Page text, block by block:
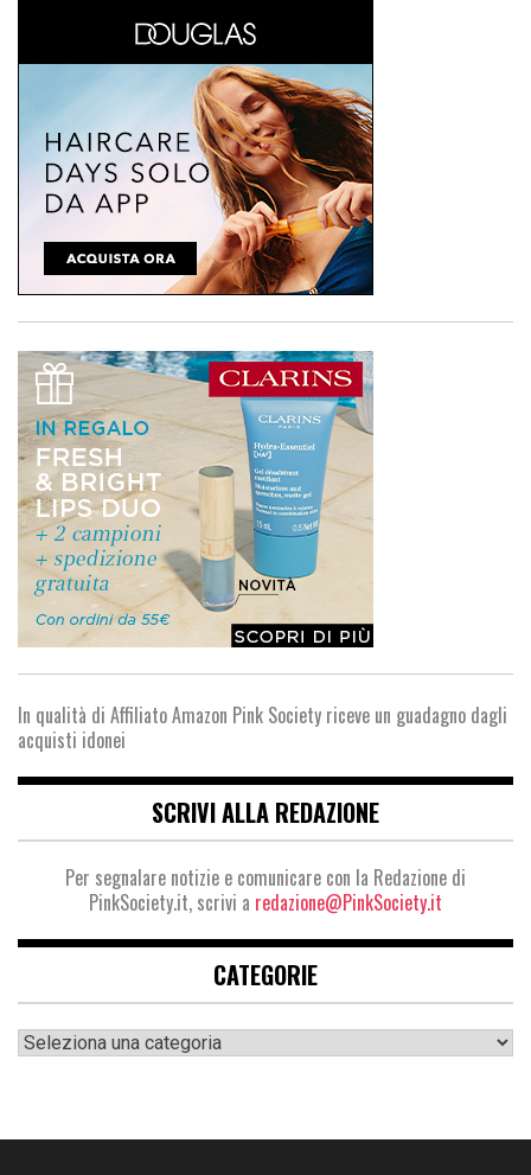
In qualità di Affiliato Amazon Pink Society riceve un guadagno dagli
acquisti idonei
SCRIVI ALLA REDAZIONE
Per segnalare notizie e comunicare con la Redazione di
PinkSociety.it, scrivi a redazione@PinkSociety.it
CATEGORIE
Categorie